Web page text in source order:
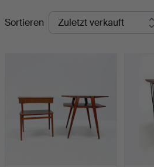
Endpreise
Sortieren